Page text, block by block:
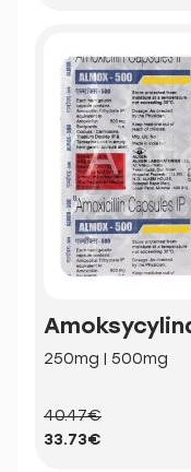
250mg | 500mg
40.47€
33.73€